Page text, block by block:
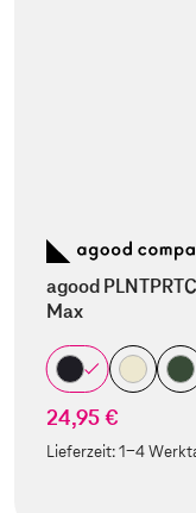
agood
Max
24,95 €
Lieferzeit:1-4